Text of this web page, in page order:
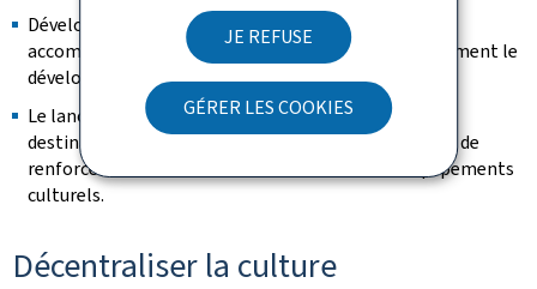
JE REFUSE
GÉRER LES COOKIES
Développer l'ancrage des activités créatives en
accompagnant, incitant et encourageant financièrement le
développement de lieux de création décentralisés.
Le lancement d'un lot cohérent de nouvelles aides à
destination des communes, ASBL, et fondations afin de
renforcer l'accessibilité des infrastructures et équipements
culturels.
Décentraliser la culture